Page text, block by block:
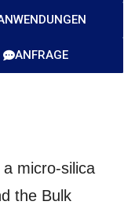
ANFRAGE
micro-silica
the Bulk